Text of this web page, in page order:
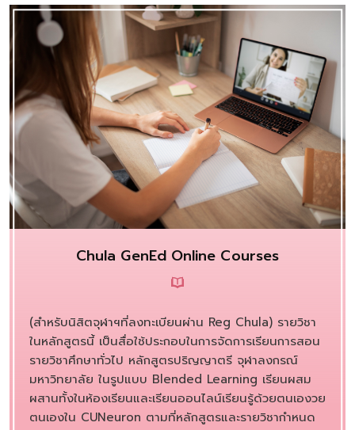
Chula GenEd Online Courses
(สำหรับนิสิตจุฬาฯที่ลงทะเบียนผ่าน Reg Chula) รายวิชา
ในหลักสูตรนี้ เป็นสื่อใช้ประกอบในการจัดการเรียนการสอน
รายวิชาศึกษาทั่วไป หลักสูตรปริญญาตรี จุฬาลงกรณ์
มหาวิทยาลัย ในรูปแบบ Blended Learning เรียนผสม
ผสานทั้งในห้องเรียนและเรียนออนไลน์เรียนรู้ด้วยตนเองวย
ตนเองใน CUNeuron ตามที่หลักสูตรและรายวิชากำหนด